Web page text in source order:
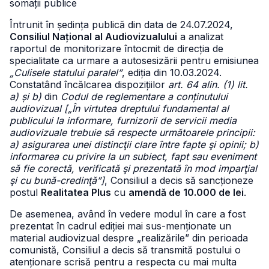
somații publice
Întrunit în ședința publică din data de 24.07.2024,
Consiliul Național al Audiovizualului a analizat
raportul de monitorizare întocmit de direcția de
specialitate ca urmare a autosesizării pentru emisiunea
„Culisele statului paralel”, ediția din 10.03.2024.
Constatând încălcarea dispozițiilor art. 64 alin. (1) lit.
a) și b) din Codul de reglementare a conținutului
audiovizual [„În virtutea dreptului fundamental al
publicului la informare, furnizorii de servicii media
audiovizuale trebuie să respecte următoarele principii:
a) asigurarea unei distincţii clare între fapte şi opinii; b)
informarea cu privire la un subiect, fapt sau eveniment
să fie corectă, verificată şi prezentată în mod imparţial
şi cu bună-credinţă”], Consiliul a decis să sancționeze
postul Realitatea Plus cu amendă de 10.000 de lei.
De asemenea, având în vedere modul în care a fost
prezentat în cadrul ediției mai sus-menționate un
material audiovizual despre „realizările” din perioada
comunistă, Consiliul a decis să transmită postului o
atenționare scrisă pentru a respecta cu mai multa